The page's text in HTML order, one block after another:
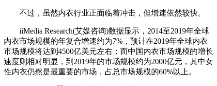
不过，虽然内衣行业正面临着冲击，但增速依然较快。
iiMedia Research(艾媒咨询)数据显示，2014至2019年全球
内衣市场规模的年复合增速约为7%，预计在2019年全球内衣
市场规模将达到4500亿美元左右；而中国内衣市场规模的增长
速度则相对明显，到2019年的市场规模约为2000亿元，其中女
性内衣仍然是最重要的市场，占总市场规模的60%以上。